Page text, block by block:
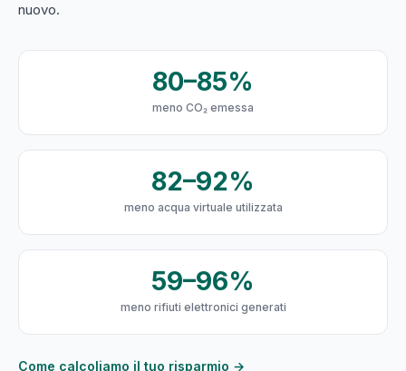
nuovo.
80–85%
meno CO₂ emessa
82–92%
meno acqua virtuale utilizzata
59–96%
meno rifiuti elettronici generati
Come calcoliamo il tuo risparmio →